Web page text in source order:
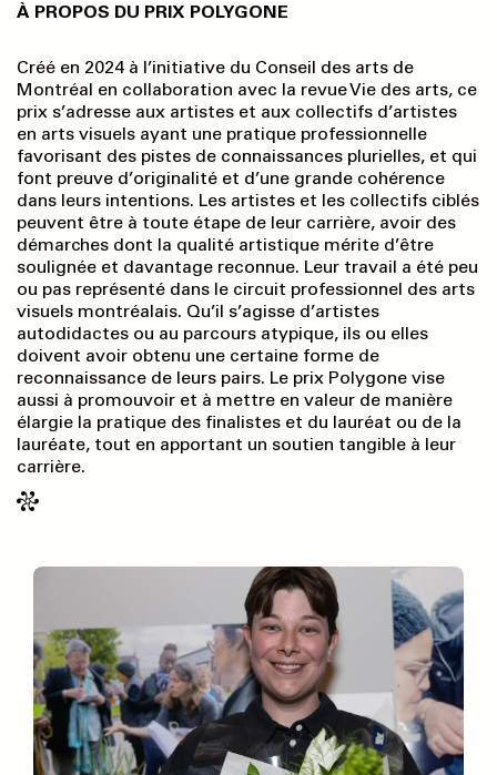
À PROPOS DU PRIX POLYGONE
Créé en 2024 à l’initiative du Conseil des arts de
Montréal en collaboration avec la revue Vie des arts, ce
prix s’adresse aux artistes et aux collectifs d’artistes
en arts visuels ayant une pratique professionnelle
favorisant des pistes de connaissances plurielles, et qui
font preuve d’originalité et d’une grande cohérence
dans leurs intentions. Les artistes et les collectifs ciblés
peuvent être à toute étape de leur carrière, avoir des
démarches dont la qualité artistique mérite d’être
soulignée et davantage reconnue. Leur travail a été peu
ou pas représenté dans le circuit professionnel des arts
visuels montréalais. Qu’il s’agisse d’artistes
autodidactes ou au parcours atypique, ils ou elles
doivent avoir obtenu une certaine forme de
reconnaissance de leurs pairs. Le prix Polygone vise
aussi à promouvoir et à mettre en valeur de manière
élargie la pratique des finalistes et du lauréat ou de la
lauréate, tout en apportant un soutien tangible à leur
carrière.